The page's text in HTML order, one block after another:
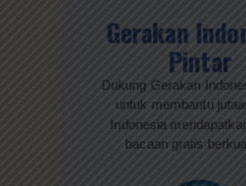
Gerakan
Pintar
Dukung Gerakan
untuk membantu
Indonesia
bacaan gratis